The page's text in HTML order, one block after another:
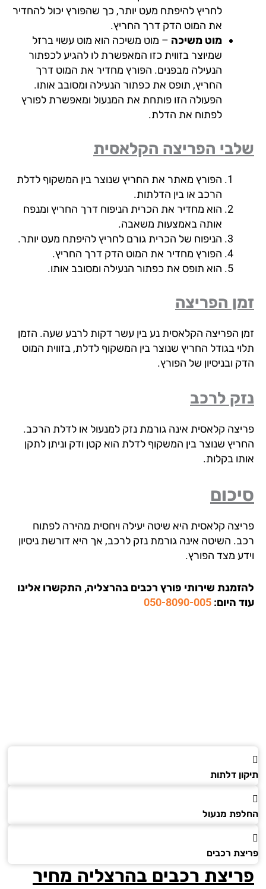
לחריץ להיפתח מעט יותר, כך שהפורץ יכול להחדיר
את המוט הדק דרך החריץ.
מוט משיכה– מוט משיכה הוא מוט עשוי ברזל
שמיוצר בזווית כזו המאפשרת לו להגיע לכפתור
הנעילה מבפנים. הפורץ מחדיר את המוט דרך
החריץ, תופס את כפתור הנעילה ומסובב אותו.
הפעולה הזו פותחת את המנעול ומאפשרת לפורץ
לפתוח את הדלת.
הפריצה הקלאסית
הפורץ מאתר את החריץ שנוצר בין המשקוף לדלת
הרכב או בין הדלתות.
הוא מחדיר את הכרית הניפוח דרך החריץ ומנפח
אותה באמצעות משאבה.
הניפוח של הכרית גורם לחריץ להיפתח מעט יותר.
הפורץ מחדיר את המוט הדק דרך החריץ.
הוא תופס את כפתור הנעילה ומסובב אותו.
הפריצה
הפריצה הקלאסית נע בין עשר דקות לרבע שעה. הזמן
בגודל החריץ שנוצר בין המשקוף לדלת, בזווית המוט
ובניסיון של הפורץ.
לרכב
קלאסית אינה גורמת נזק למנעול או לדלת הרכב.
שנוצר בין המשקוף לדלת הוא קטן ודק וניתן לתקן
בקלות.
קלאסית היא שיטה יעילה ויחסית מהירה לפתוח
השיטה אינה גורמת נזק לרכב, אך היא דורשת ניסיון
מצד הפורץ.
שירותי פורץ רכבים בהרצליה, התקשרו אלינו
היום:050-8090-005
דלתות
מנעול
רכבים
רכבים בהרצליהמחיר